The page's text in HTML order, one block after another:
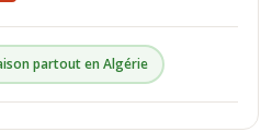
partout en Algérie